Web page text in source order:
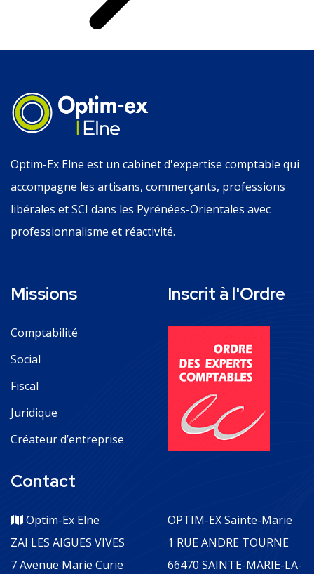
Optim-Ex Elne est un cabinet d'expertise comptable qui
accompagne les artisans, commerçants, professions
libérales et SCI dans les Pyrénées-Orientales avec
professionnalisme et réactivité.
Missions
Comptabilité
Social
Fiscal
Juridique
Créateur d’entreprise
Inscrit à l'Ordre
Contact
Optim-Ex Elne
ZAI LES AIGUES VIVES
7 Avenue Marie Curie
OPTIM-EX Sainte-Marie
1 RUE ANDRE TOURNE
66470 SAINTE-MARIE-LA-